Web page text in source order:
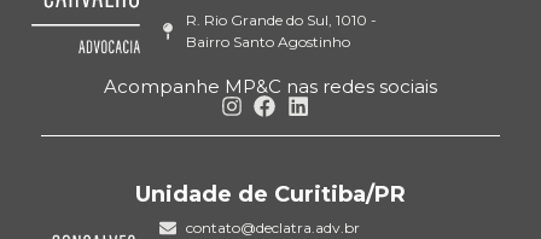
R. Rio Grande do Sul, 1010 -
Bairro Santo Agostinho
Acompanhe MP&C nas redes sociais
Unidade de Curitiba/PR
contato@declatra.adv.br